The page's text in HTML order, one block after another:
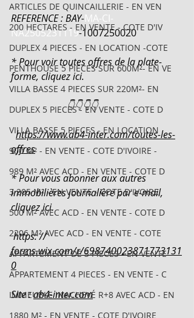
ARTICLES DE QUINCAILLERIE - EN VEN
200 HECTARES - EN VENTE - COTE D'IV
DUPLEX 4 PIECES - EN LOCATION -COTE
PENTHOUSE 5 PIECES SUR 600M²- EN VE
VILLA BASSE 4 PIECES SUR 220M²- EN
DUPLEX 5 PIECES - EN VENTE - COTE D
VILLA BASSE 5 PIECES - EN LOCATION
900 M² - EN VENTE - COTE D'IVOIRE -
989 M² AVEC ACD - EN VENTE - COTE D
3 205 M² - EN VENTE - COTE D'IVOIRE
500 M² AVEC ACD - EN VENTE - COTE D
2206 M² AVEC ACD - EN VENTE - COTE
APPARTEMENT DE 3 PIECES - EN VENTE
APPARTEMENT 4 PIECES - EN VENTE - C
IMMEUBLE INACHEVÉ R+8 AVEC ACD - EN
1880 M² - EN VENTE - COTE D'IVOIRE
REFERENCE : BAY-MA-CI-
NA2505231119-1007250020
* Pour voir toutes offres de la plate-
forme, cliquez ici.
👇👇👇👇
https://www.ab4-inter.com/toutes-les-
offres
* Pour vous abonner aux autres
immobilières journalière par e-mail,
cliquez ici.
https: //
forms.wix.com/r/698740023871773131
0
Site : ab4-inter.com